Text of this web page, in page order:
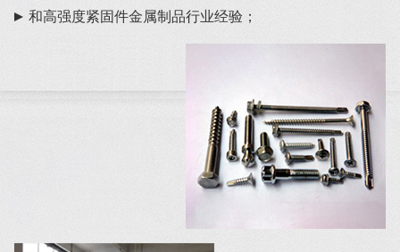
和高强度紧固件金属制品行业经验；